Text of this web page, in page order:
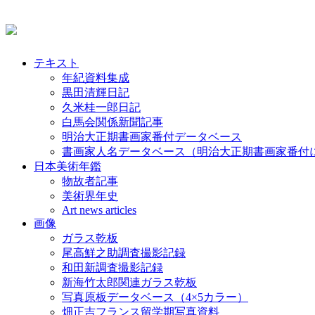
テキスト
年紀資料集成
黒田清輝日記
久米桂一郎日記
白馬会関係新聞記事
明治大正期書画家番付データベース
書画家人名データベース（明治大正期書画家番付
日本美術年鑑
物故者記事
美術界年史
Art news articles
画像
ガラス乾板
尾高鮮之助調査撮影記録
和田新調査撮影記録
新海竹太郎関連ガラス乾板
写真原板データベース（4×5カラー）
畑正吉フランス留学期写真資料